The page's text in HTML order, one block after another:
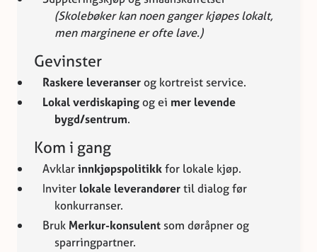
(Skolebøker kan noen ganger kjøpes lokalt,
men marginene er ofte lave.)
Gevinster
Raskere leveranserog kortreist service.
Lokal verdiskapingog ei mer levende
bygd/sentrum.
Kom i gang
Avklarinnkjøpspolitikkfor lokale kjøp.
Inviter lokale leverandørertil dialog før
konkurranser.
Bruk Merkur-konsulentsom døråpner og
sparringpartner.